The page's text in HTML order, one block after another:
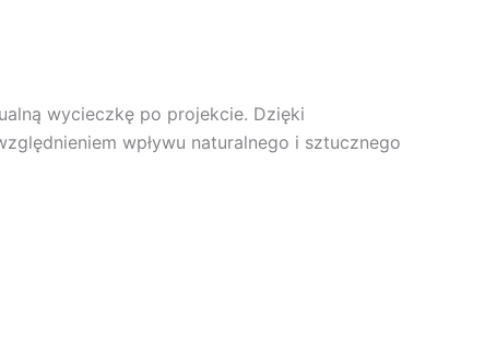
wycieczkę po projekcie. Dzięki
wpływu naturalnego i sztucznego